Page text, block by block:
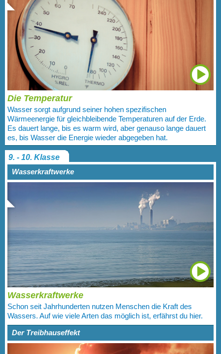
Die Temperatur
Wasser sorgt aufgrund seiner hohen spezifischen
Wärmeenergie für gleichbleibende Temperaturen auf der Erde.
Es dauert lange, bis es warm wird, aber genauso lange dauert
es, bis Wasser die Energie wieder abgegeben hat.
9. - 10. Klasse
Wasserkraftwerke
Wasserkraftwerke
Schon seit Jahrhunderten nutzen Menschen die Kraft des
Wassers. Auf wie viele Arten das möglich ist, erfährst du hier.
Der Treibhauseffekt